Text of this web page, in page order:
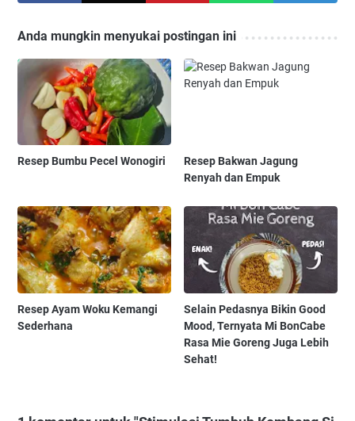
Anda mungkin menyukai postingan ini
Resep Bumbu Pecel Wonogiri
Resep Bakwan Jagung
Renyah dan Empuk
Resep Ayam Woku Kemangi
Sederhana
Selain Pedasnya Bikin Good
Mood, Ternyata Mi BonCabe
Rasa Mie Goreng Juga Lebih
Sehat!